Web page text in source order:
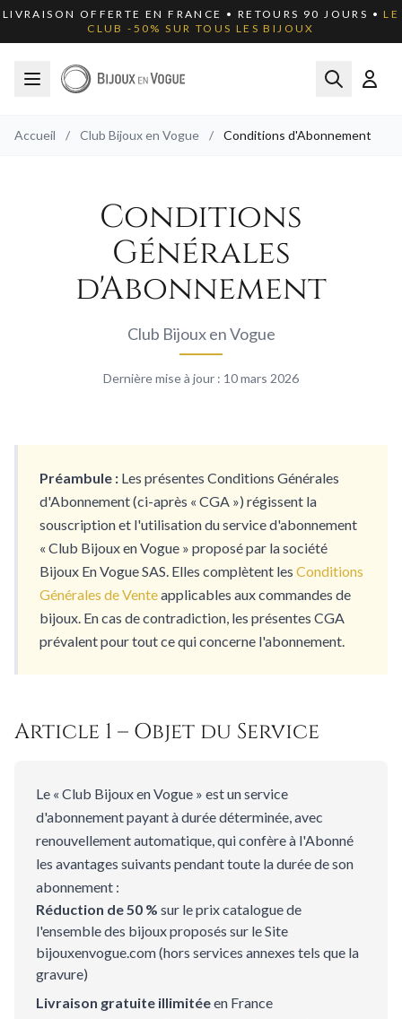
LIVRAISON OFFERTE EN FRANCE • RETOURS 90 JOURS •LE
CLUB -50% SUR TOUS LES BIJOUX
Accueil / Club Bijoux en Vogue / Conditions d'Abonnement
Conditions
Générales
d'Abonnement
Club Bijoux en Vogue
Dernière mise à jour : 10 mars 2026
Préambule : Les présentes Conditions Générales
d'Abonnement (ci-après « CGA ») régissent la
souscription et l'utilisation du service d'abonnement
« Club Bijoux en Vogue » proposé par la société
Bijoux En Vogue SAS. Elles complètent les Conditions
Générales de Venteapplicables aux commandes de
bijoux. En cas de contradiction, les présentes CGA
prévalent pour tout ce qui concerne l'abonnement.
Article 1 – Objet du Service
Le « Club Bijoux en Vogue » est un service
d'abonnement payant à durée déterminée, avec
renouvellement automatique, qui confère à l'Abonné
les avantages suivants pendant toute la durée de son
abonnement :
Réduction de 50 % sur le prix catalogue de
l'ensemble des bijoux proposés sur le Site
bijouxenvogue.com (hors services annexes tels que la
gravure)
Livraison gratuite illimitéeen France